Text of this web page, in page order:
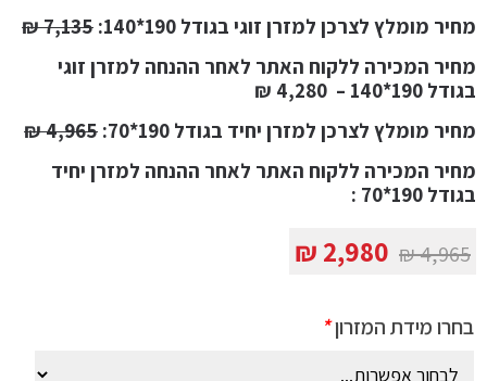
מחיר מומלץ לצרכן למזרן זוגי בגודל 190*140
:
7,135
₪
מחיר המכירה ללקוח האתר לאחר ההנחה למזרן זוגי
בגודל 190*140
– 4,280 ₪
מחיר מומלץ לצרכן למזרן יחיד בגודל 190*70:
4,965
₪
מחיר המכירה ללקוח האתר לאחר ההנחה למזרן יחיד
בגודל 190*70 :
4,965
₪ המחיר
היה:
2,980
₪
בחרו מידת המזרון*